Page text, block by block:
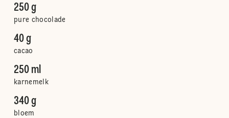
250 g
pure chocolade
40 g
cacao
250 ml
karnemelk
340 g
bloem